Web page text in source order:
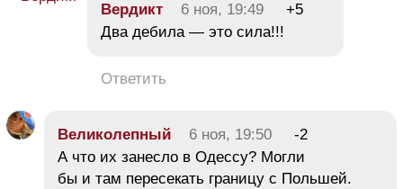
Вердикт 6 ноя, 19:49
+5
Два дебила — это сила!!!
Ответить
Великолепный 6 ноя, 19:50
-2
А что их занесло в Одессу? Могли
бы и там пересекать границу с Польшей.